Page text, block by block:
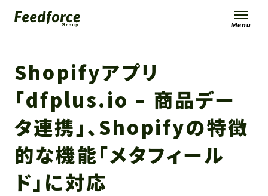
Menu
Shopifyアプリ
「dfplus.io – 商品デー
タ連携」、Shopifyの特徴
的な機能「メタフィール
ド」に対応